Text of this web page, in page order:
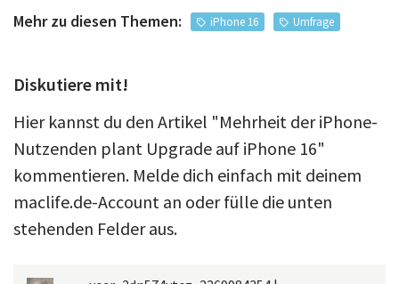
Mehr zu diesen Themen: iPhone 16 Umfrage
Diskutiere mit!
Hier kannst du den Artikel "Mehrheit der iPhone-
Nutzenden plant Upgrade auf iPhone 16"
kommentieren. Melde dich einfach mit deinem
maclife.de-Account an oder fülle die unten
stehenden Felder aus.